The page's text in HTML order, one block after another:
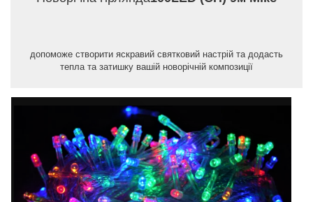
допоможе створити яскравий святковий настрій та додасть
тепла та затишку вашій новорічній композиції